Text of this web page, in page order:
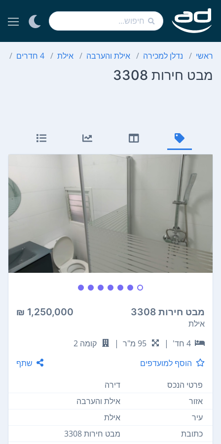
ראשי נדלן למכירה אילת והערבה אילת 4 חדרים
מבט חירות 3308
מבט חירות 3308 1,250,000 ₪
אילת
4 חד'
| 95 מ"ר |
קומה 2
הוסף למועדפים
שתף
פרטי הנכס
דירה
אזור
אילת והערבה
עיר
אילת
כתובת
מבט חירות 3308